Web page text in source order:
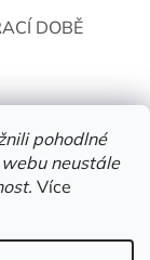
pohodlné
neustále
Více
DOBĚ